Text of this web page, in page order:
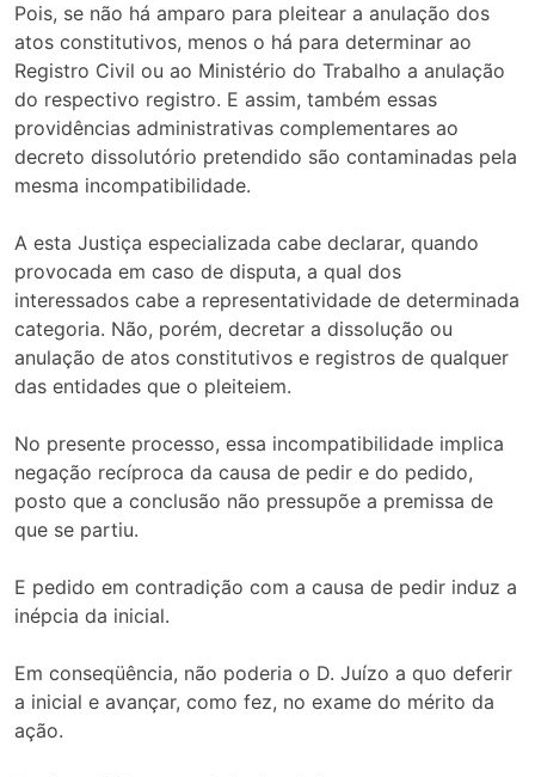
Pois, se não há amparo para pleitear a anulação dos
atos constitutivos, menos o há para determinar ao
Registro Civil ou ao Ministério do Trabalho a anulação
do respectivo registro. E assim, também essas
providências administrativas complementares ao
decreto dissolutório pretendido são contaminadas pela
mesma incompatibilidade.
A esta Justiça especializada cabe declarar, quando
provocada em caso de disputa, a qual dos
interessados cabe a representatividade de determinada
categoria. Não, porém, decretar a dissolução ou
anulação de atos constitutivos e registros de qualquer
das entidades que o pleiteiem.
No presente processo, essa incompatibilidade implica
negação recíproca da causa de pedir e do pedido,
posto que a conclusão não pressupõe a premissa de
que se partiu.
E pedido em contradição com a causa de pedir induz a
inépcia da inicial.
Em conseqüência, não poderia o D. Juízo a quo deferir
a inicial e avançar, como fez, no exame do mérito da
ação.